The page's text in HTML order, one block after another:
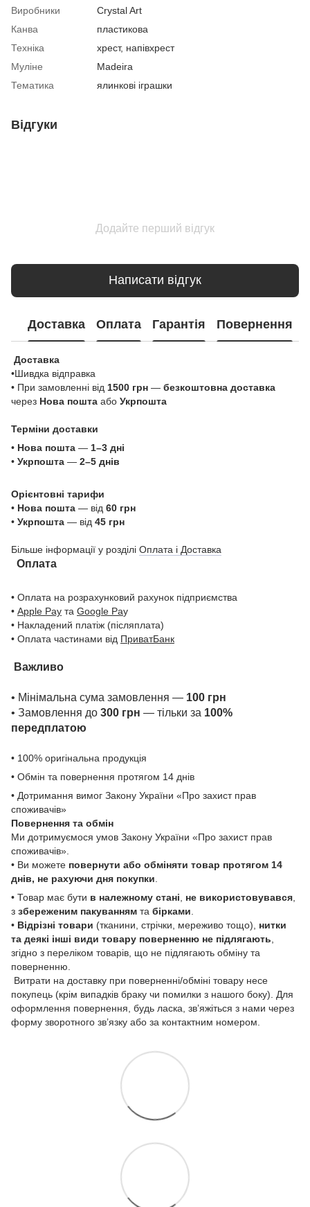
Виробники
Crystal Art
Канва
пластикова
Техніка
хрест, напівхрест
Муліне
Madeira
Тематика
ялинкові іграшки
Відгуки
Додайте перший відгук
Написати відгук
Доставка Оплата Гарантія Повернення
Доставка
•Шивдка відправка
• При замовленні від 1500 грн — безкоштовна доставка
через Нова пошта або Укрпошта
Терміни доставки
• Нова пошта — 1–3 дні
• Укрпошта — 2–5 днів
Орієнтовні тарифи
• Нова пошта — від 60 грн
• Укрпошта — від 45 грн
Більше інформації у розділі Оплата і Доставка
Оплата
• Оплата на розрахунковий рахунок підприємства
• Apple Pay та Google Pay
• Накладений платіж (післяплата)
• Оплата частинами від ПриватБанк
Важливо
• Мінімальна сума замовлення — 100 грн
• Замовлення до 300 грн — тільки за 100%
передплатою
• 100% оригінальна продукція
• Обмін та повернення протягом 14 днів
• Дотримання вимог Закону України «Про захист прав
споживачів»
Повернення та обмін
Ми дотримуємося умов Закону України «Про захист прав
споживачів».
• Ви можете повернути або обміняти товар протягом 14
днів, не рахуючи дня покупки
• Товар має бути в належному стані не використовувався
з збереженим пакуванням та бірками
• Відрізні товари (тканини, стрічки, мереживо тощо), нитки
та деякі інші види товару поверненню не підлягають
згідно з переліком товарів, що не підлягають обміну та
поверненню.
Витрати на доставку при поверненні/обміні товару несе
покупець (крім випадків браку чи помилки з нашого боку). Для
оформлення повернення, будь ласка, зв’яжіться з нами через
форму зворотного зв’язку або за контактним номером.